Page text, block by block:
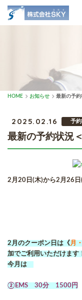
HOME お知らせ 最新の予
2025.02.16 予
最新の予約状況
2月20日(木)から2月26日
2月のクーポン日は《月
加でご利用いただけます
今月は
②EMS 30分 1500円